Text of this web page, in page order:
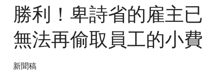
勝利！卑詩省的雇主已
無法再偷取員工的小費
新聞稿